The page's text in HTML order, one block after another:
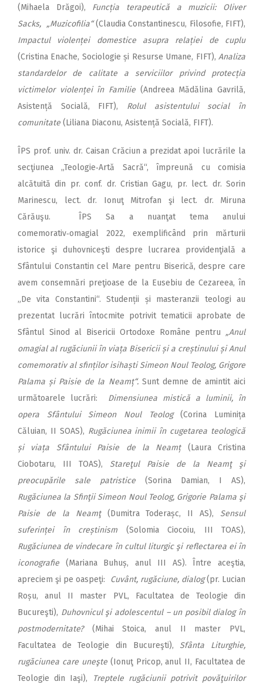
(Mihaela Drăgoi), Funcția terapeutică a muzicii: Oliver
Sacks, „Muzicofilia“(Claudia Constantinescu, Filosofie, FIFT),
Impactul violenței domestice asupra relației de cuplu
(Cristina Enache, Sociologie și Resurse Umane, FIFT), Analiza
standardelor de calitate a serviciilor privind protecția
victimelor violenței în Familie (Andreea Mădălina Gavrilă,
Asistență Socială, FIFT), Rolul asistentului social în
comunitate (Liliana Diaconu, Asistență Socială, FIFT).
ÎPS prof. univ. dr. Caisan Crăciun a prezidat apoi lucrările la
secţiunea „Teologie‑Artă Sacră“, împreună cu comisia
alcătuită din pr. conf. dr. Cristian Gagu, pr. lect. dr. Sorin
Marinescu, lect. dr. Ionuţ Mitrofan şi lect. dr. Miruna
Cărăuşu. ÎPS Sa a nuanţat tema anului
comemorativ‑omagial 2022, exemplificând prin mărturii
istorice şi duhovniceşti despre lucrarea providenţială a
Sfântului Constantin cel Mare pentru Biserică, despre care
avem consemnări preţioase de la Eusebiu de Cezareea, în
„De vita Constantini“. Studenții și masteranzii teologi au
prezentat lucrări întocmite potrivit tematicii aprobate de
Sfântul Sinod al Bisericii Ortodoxe Române pentru „Anul
omagial al rugăciunii în viața Bisericii și a creștinului și Anul
comemorativ al sfinților isihaști Simeon Noul Teolog, Grigore
Palama și Paisie de la Neamț“. Sunt demne de amintit aici
următoarele lucrări: Dimensiunea mistică a luminii, în
opera Sfântului Simeon Noul Teolog(Corina Luminița
Căluian, II SOAS), Rugăciunea inimii în cugetarea teologică
și viața Sfântului Paisie de la Neamț(Laura Cristina
Ciobotaru, III TOAS), Stareţul Paisie de la Neamţ şi
preocupările sale patristice (Sorina Damian, I AS),
Rugăciunea la Sfinţii Simeon Noul Teolog, Grigorie Palama şi
Paisie de la Neamţ(Dumitra Toderașc, II AS), Sensul
suferinței în creș­tinism (Solomia Ciocoiu, III TOAS),
Rugăciunea de vindecare în cultul liturgic şi reflectarea ei în
iconografie (Mariana Buhuș, anul III AS). Între aceştia,
apreciem şi pe oaspeţi: Cuvânt, rugăciune, dialog(pr. Lucian
Roșu, anul II master PVL, Facultatea de Teologie din
Bucureşti), Duhovnicul şi adolescentul – un posibil dialog în
postmodernitate?(Mihai Stoica, anul II master PVL,
Facultatea de Teologie din Bucureşti)‚ Sfânta Liturghie,
rugăciunea care uneşte(Ionuţ Pricop, anul II, Facultatea de
Teologie din Iaşi),
Treptele rugăciunii potrivit povăţuirilor